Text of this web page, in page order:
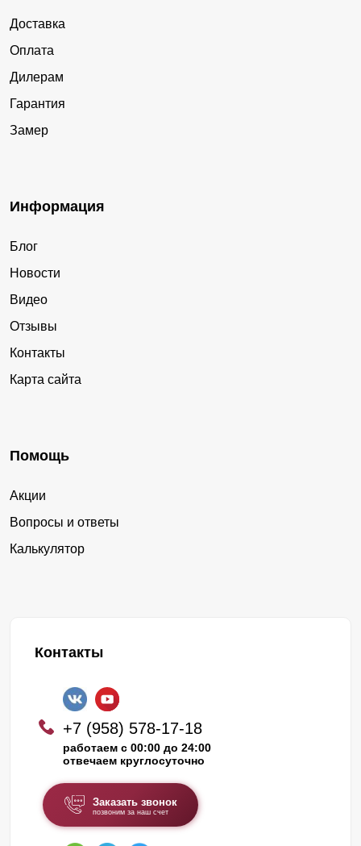
Доставка
Оплата
Дилерам
Гарантия
Замер
Информация
Блог
Новости
Видео
Отзывы
Контакты
Карта сайта
Помощь
Акции
Вопросы и ответы
Калькулятор
Контакты
+7 (958) 578-17-18
работаем с 00:00 до 24:00
отвечаем круглосуточно
Заказать звонок
позвоним за наш счет